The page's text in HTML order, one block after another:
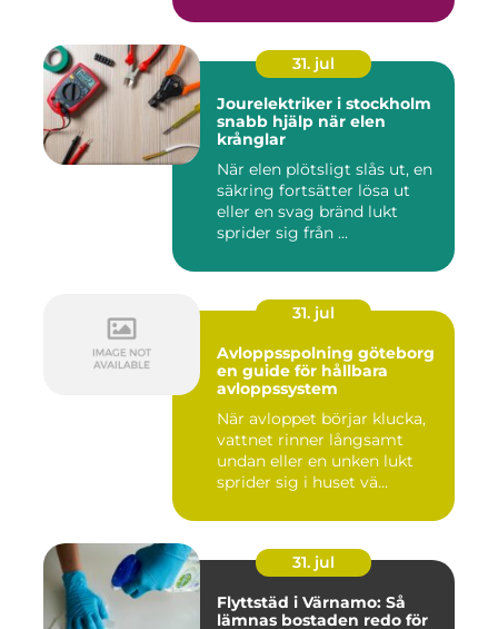
31. jul
Jourelektriker i stockholm
snabb hjälp när elen
krånglar
När elen plötsligt slås ut, en
säkring fortsätter lösa ut
eller en svag bränd lukt
sprider sig från ...
31. jul
Avloppsspolning göteborg
en guide för hållbara
avloppssystem
När avloppet börjar klucka,
vattnet rinner långsamt
undan eller en unken lukt
sprider sig i huset vä...
31. jul
Flyttstäd i Värnamo: Så
lämnas bostaden redo för